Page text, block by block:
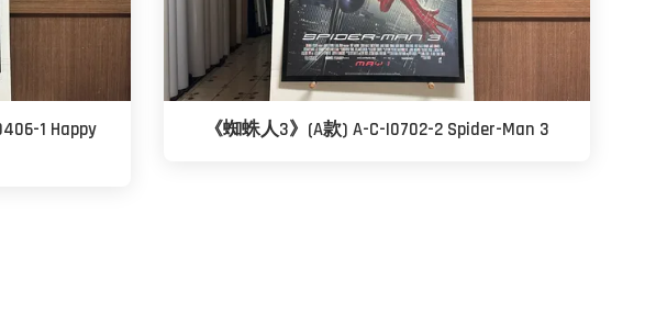
1 Happy
《蜘蛛人3》(A款) A-C-I0702-2 Spider-Man 3